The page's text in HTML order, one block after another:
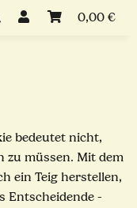
0,00 €
bedeutet nicht,
zu müssen. Mit dem
ein Teig herstellen,
Entscheidende -